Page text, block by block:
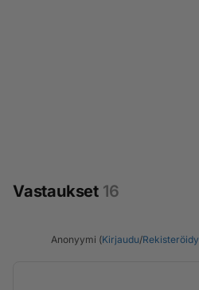
Vastaukset 16
Anonyymi (Kirjaudu/Rekisteröidy